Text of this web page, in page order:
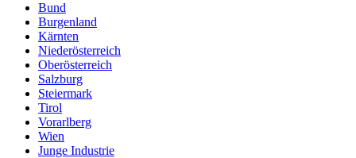
Bund
Burgenland
Kärnten
Niederösterreich
Oberösterreich
Salzburg
Steiermark
Tirol
Vorarlberg
Wien
Junge Industrie